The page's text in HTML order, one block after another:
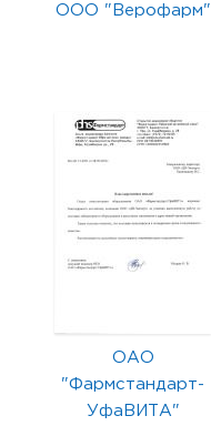
ООО "Верофарм"
ОАО
"Фармстандарт-
УфаВИТА"